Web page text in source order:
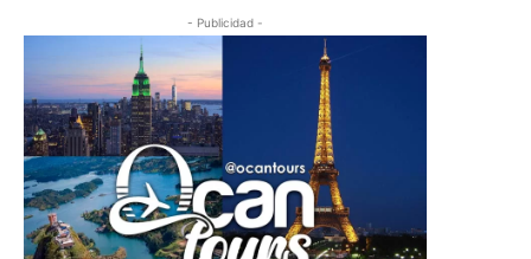
- Publicidad -